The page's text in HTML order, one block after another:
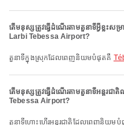
តើមនុស្សត្រូវធ្វើដំណើរតាមតួនាទីអ្វីខ្លះ
Larbi Tebessa Airport?
តួនាទីក្នុងស្រុកដែលពេញនិយមបំផុតគឺ
តើមនុស្សត្រូវធ្វើដំណើរតាមតួនាទីអន្តរជ
Tebessa Airport?
តួនាទីហោះហើរអន្តរជាតិដែលពេញនិយម